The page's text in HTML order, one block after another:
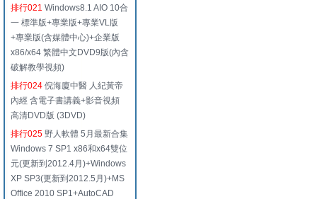
排行021 Windows8.1 AIO 10合
一 標準版+專業版+專業VL版
+專業版(含媒體中心)+企業版
x86/x64 繁體中文DVD9版(內含
破解教學視頻)
排行024 倪海廈中醫 人紀黃帝
內經 含電子書講義+影音視頻
高清DVD版 (3DVD)
排行025 野人軟體 5月最新合集
Windows 7 SP1 x86和x64雙位
元(更新到2012.4月)+Windows
XP SP3(更新到2012.5月)+MS
Office 2010 SP1+AutoCAD